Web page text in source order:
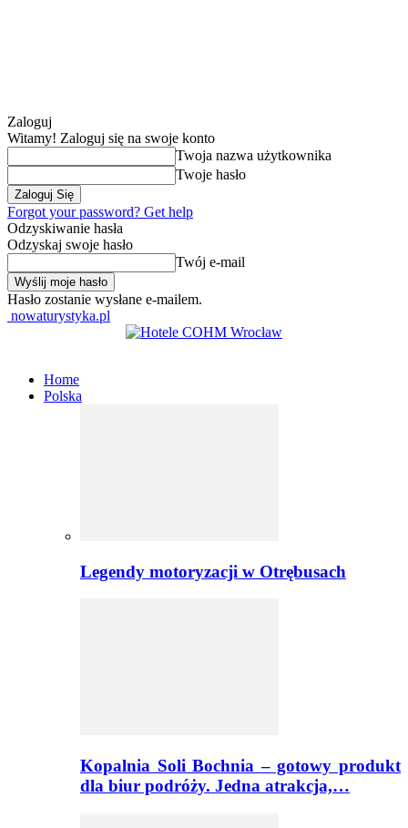
Zaloguj
Witamy! Zaloguj się na swoje konto
Twoja nazwa użytkownika
Twoje hasło
Forgot your password? Get help
Odzyskiwanie hasła
Odzyskaj swoje hasło
Twój e-mail
Hasło zostanie wysłane e-mailem.
nowaturystyka.pl
Home
Polska
Legendy motoryzacji w Otrębusach
Kopalnia Soli Bochnia – gotowy produkt
dla biur podróży. Jedna atrakcja,…